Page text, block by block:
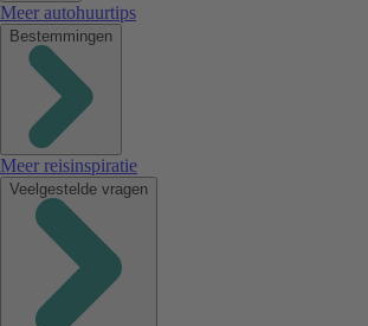
Meer autohuurtips
Bestemmingen
Meer reisinspiratie
Veelgestelde vragen